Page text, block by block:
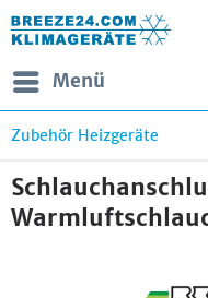
Menü
Zubehör Heizgeräte